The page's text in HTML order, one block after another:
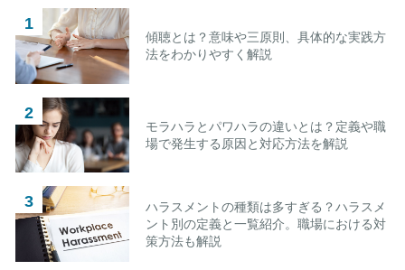
傾聴とは？意味や三原則、具体的な実践方
法をわかりやすく解説
モラハラとパワハラの違いとは？定義や職
場で発生する原因と対応方法を解説
ハラスメントの種類は多すぎる？ハラスメ
ント別の定義と一覧紹介。職場における対
策方法も解説